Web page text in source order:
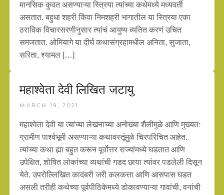
मानसिक कुवत असण्याऱ्या स्त्रिया त्यांच्या कथेमध्ये मध्यवर्ती
असतात. बहुधा शहरी किंवा निमशहरी भागातील या स्त्रिया एका
ठराविक विचारसरणीनुसार त्यांचं आयुष्य व्यतित करणं उचित
समजतात. ओमियागे या दीर्घ कथासंग्रहामधील अनिता, सुजाता,
सरिता, श्यामल […]
महाश्वेता देवी लिखित जटायु
MARCH 19, 2021
महाश्वेता देवी या त्यांच्या लेखनाच्या अनोख्या शैलीमुळे आणि मुख्यतः
ग्रामीण पार्श्वभूमी असण्याऱ्या कथावस्तूंमुळे चिरपरिचित आहेत.
त्यांच्या कथा ह्या बहुत करून पूर्वोत्तर राज्यांमध्ये घडतात आणि
उपेक्षित, शोषित लोकांच्या व्यथांची गडद छाया त्यांवर पडलेली दिसून
येते. उपरोल्लिखित कादंबरी जरी कलकत्ता आणि आसपास घडत
असली तरीही कथेच्या पूर्वपीठिकेमध्ये डोकावण्याऱ्या गावांची, वनांची